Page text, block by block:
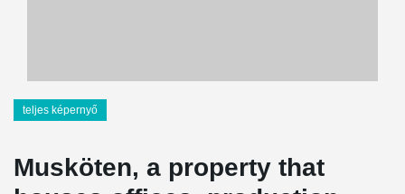
teljes képernyő
Musköten, a property that